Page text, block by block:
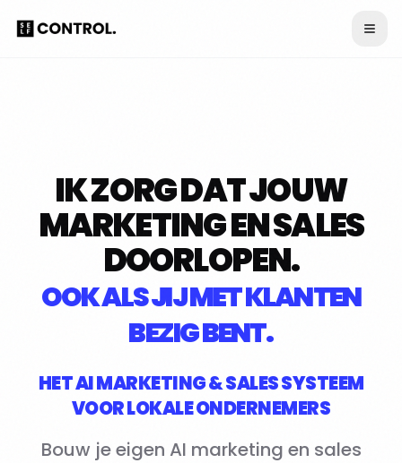
IK ZORG DAT JOUW
MARKETING EN SALES
DOORLOPEN.
OOK ALS JIJ MET KLANTEN
BEZIG BENT.
HET AI MARKETING & SALES SYSTEEM
VOOR LOKALE ONDERNEMERS
Bouw je eigen AI marketing en sales